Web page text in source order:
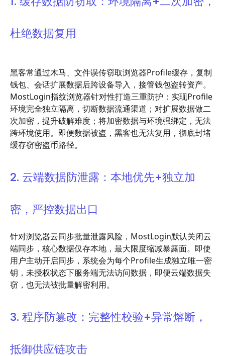
杜绝数据复用
黑客常通过木马、文件误传窃取浏览器Profile缓存，复制
钱包、会话扩展数据后跨设备导入，接管钱包盗转资产。
MostLogin指纹浏览器针对性打造三重防护：实现Profile
环境完全独立隔离，切断数据流通渠道；对扩展数据做二
次加密，提升破解难度；将加密数据与环境强绑定，无法
跨环境使用。即便数据被盗，黑客也无法复用，彻底封堵
缓存窃密盗币路径。
2. 云端数据防泄露：本地优先+独立加
密，严控数据出口
针对浏览器云同步批量泄露风险，MostLogin默认关闭云
端同步，核心数据仅存本地，最大限度缩减暴露面。即使
用户主动开启同步，系统会为每个Profile生成独立唯一密
钥，未授权状态下服务端无法访问数据，即便云端数据失
窃，也无法被批量解密利用。
3. 程序防篡改：完整性校验+异常熔断，
抵御供应链攻击